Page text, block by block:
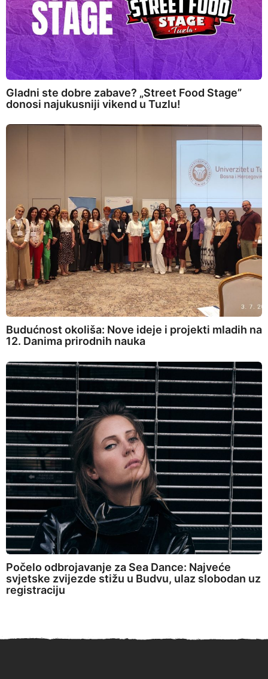
Gladni ste dobre zabave? „Street Food Stage”
donosi najukusniji vikend u Tuzlu!
Budućnost okoliša: Nove ideje i projekti mladih na
12. Danima prirodnih nauka
Počelo odbrojavanje za Sea Dance: Najveće
svjetske zvijezde stižu u Budvu, ulaz slobodan uz
registraciju